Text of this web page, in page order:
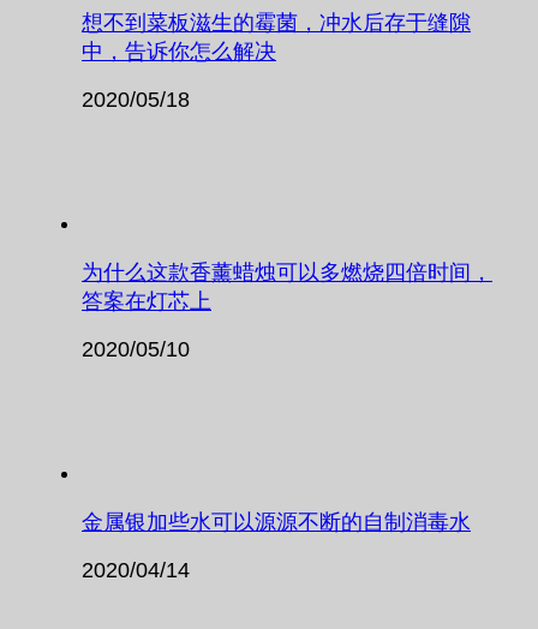
想不到菜板滋生的霉菌，冲水后存于缝隙
中，告诉你怎么解决
2020/05/18
为什么这款香薰蜡烛可以多燃烧四倍时间，
答案在灯芯上
2020/05/10
金属银加些水可以源源不断的自制消毒水
2020/04/14